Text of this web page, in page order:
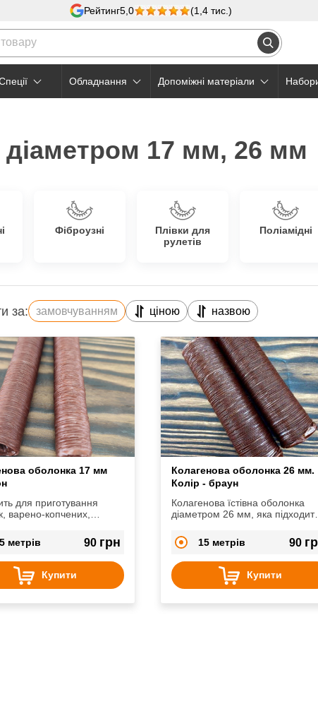
Рейтинг5,0 (1,4 тис.)
Обладнання Допоміжні матеріали
17 мм, 26 мм
Фіброузні
Плівки для
рулетів
Поліамідні
за: замовчуванням ціною назвою
оболонка 17 мм
для приготування
варено-копчених,
метрів 90 грн
Купити
Колагенова оболонка 26 мм.
Колір - браун
Колагенова їстівна оболонка
діаметром 26 мм, яка підходить
сосисок, варено-копчених
ковбасок.
15 метрів 90
Купити